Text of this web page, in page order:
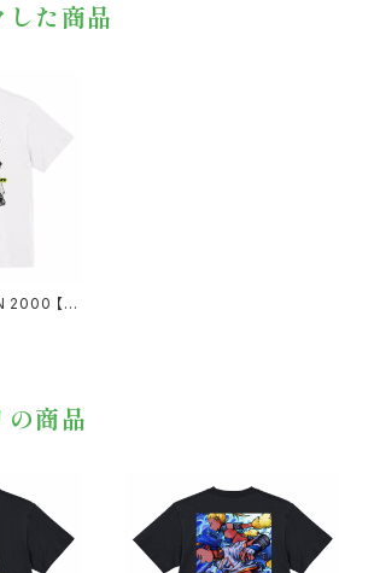
した商品
2000 【キ
の商品